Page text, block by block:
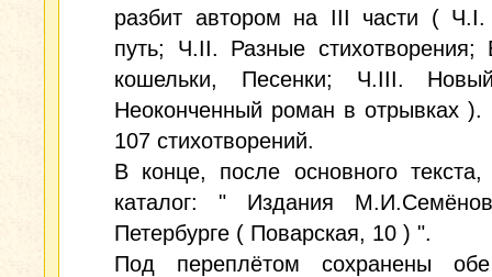
разбит автором на III части (
путь; Ч.II. Разные стихотворения;
кошельки, Песенки; Ч.III.
Неоконченный роман в отрывках ).
107 стихотворений.
В конце, после основного
каталог: " Издания
Петербурге ( Поварская, 10 ) ".
Под переплётом сохранены